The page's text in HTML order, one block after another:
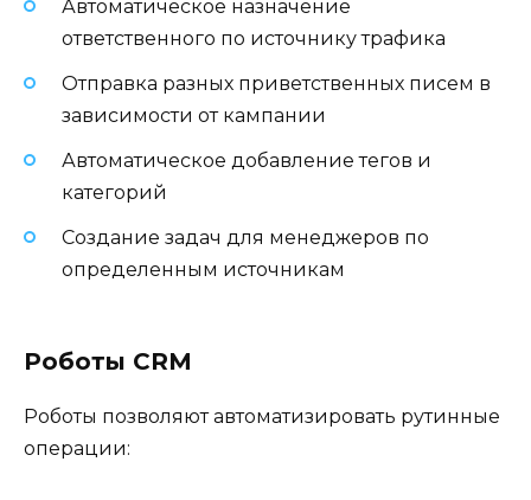
Автоматическое назначение
ответственного по источнику трафика
Отправка разных приветственных писем в
зависимости от кампании
Автоматическое добавление тегов и
категорий
Создание задач для менеджеров по
определенным источникам
Роботы CRM
Роботы позволяют автоматизировать рутинные
операции: